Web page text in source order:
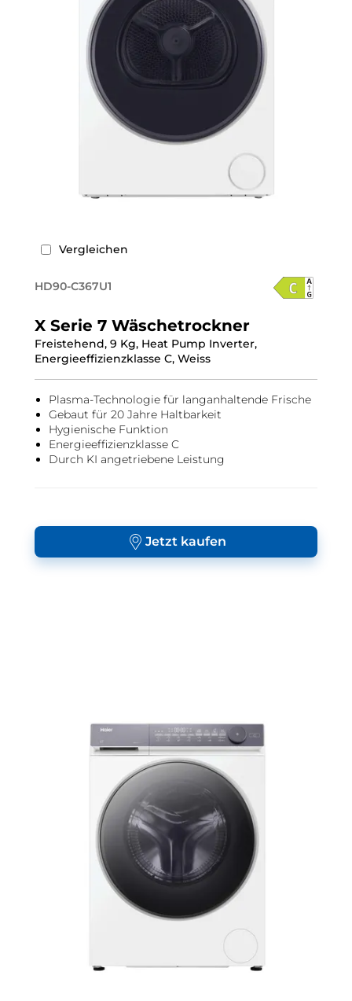
Vergleichen
HD90-C367U1
X Serie 7 Wäschetrockner
Freistehend, 9 Kg, Heat Pump Inverter,
Energieeffizienzklasse C, Weiss
Plasma-Technologie für langanhaltende Frische
Gebaut für 20 Jahre Haltbarkeit
Hygienische Funktion
Energieeffizienzklasse C
Durch KI angetriebene Leistung
Jetzt kaufen